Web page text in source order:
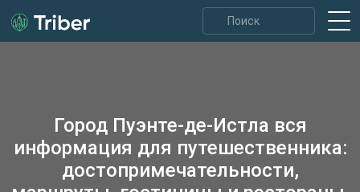
Город Пуэнте-де-Истла вся
информация для путешественника:
достопримечательности,